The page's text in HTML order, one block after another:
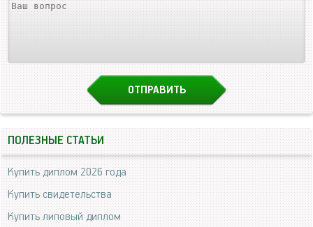
ПОЛЕЗНЫЕ СТАТЬИ
Купить диплом 2026 года
Купить свидетельства
Купить липовый диплом